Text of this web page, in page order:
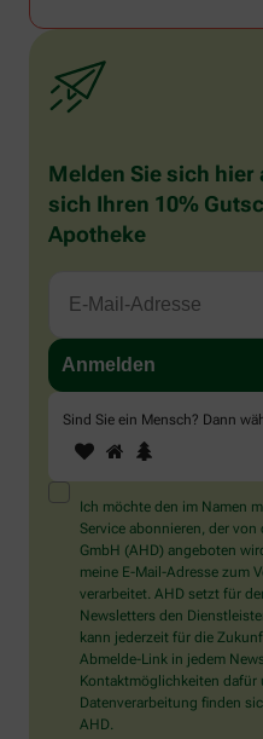
Melden Sie sich hier
sich Ihren 10%
Apotheke
Sind Sie ein Mensch? Dann
Sind
Sie
ein
Mensch?
Dann
wählen
Sie
bitte
das
Haus.
1 2
Ich möchte den im Namen
Service abonnieren, der
GmbH (AHD) angeboten
meine E-Mail-Adresse zum
verarbeitet. AHD setzt für
Newsletters den
kann jederzeit für die
Abmelde-Link in jedem
Kontaktmöglichkeiten dafür
Datenverarbeitung finden
AHD.